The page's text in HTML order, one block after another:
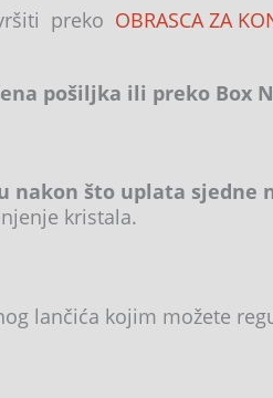
preko OBRASCA ZA
pošiljka ili preko Box
nakon što uplata sjedne
kristala.
lančića kojim možete